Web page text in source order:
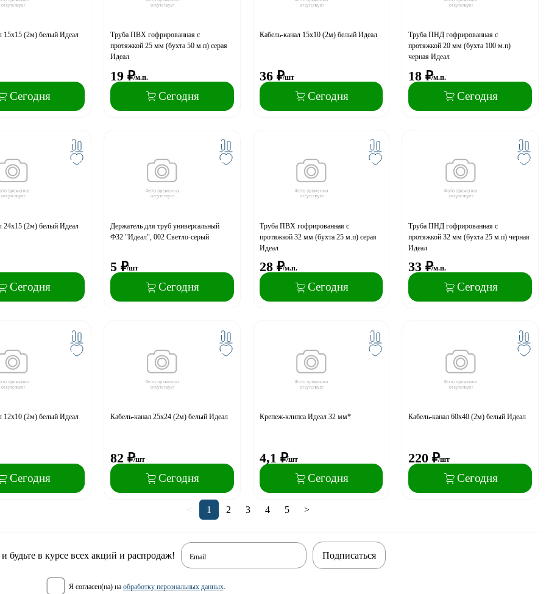
15х15 (2м) белый Идеал
Сегодня
Труба ПВХ гофрированная с
протяжкой 25 мм (бухта 50 м.п) серая
Идеал
19 ₽/м.п.
Сегодня
Кабель-канал 15х10 (2м) белый Идеал
36 ₽/шт
Сегодня
Труба ПНД гофрированная с
протяжкой 20 мм (бухта 100 м.п)
черная Идеал
18 ₽/м.п.
Сегодня
24х15 (2м) белый Идеал
Сегодня
Держатель для труб универсальный
Ф32 "Идеал", 002 Светло-серый
5 ₽/шт
Сегодня
Труба ПВХ гофрированная с
протяжкой 32 мм (бухта 25 м.п) серая
Идеал
28 ₽/м.п.
Сегодня
Труба ПНД гофрированная с
протяжкой 32 мм (бухта 25 м.п) черная
Идеал
33 ₽/м.п.
Сегодня
12х10 (2м) белый Идеал
Сегодня
Кабель-канал 25х24 (2м) белый Идеал
82 ₽/шт
Сегодня
Крепеж-клипса Идеал 32 мм*
4,1 ₽/шт
Сегодня
Кабель-канал 60х40 (2м) белый Идеал
220 ₽/шт
Сегодня
< 1 2 3 4 5 >
будьте в курсе всех акций и распродаж! Email
я согласен(на) на обработку персональных данных.
Подписаться